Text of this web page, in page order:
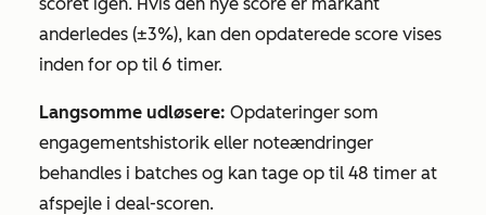
anderledes (±3%), kan den opdaterede score vises
inden for op til 6 timer.
Langsomme udløsere: Opdateringer som
engagementshistorik eller noteændringer
behandles i batches og kan tage op til 48 timer at
afspejle i deal-scoren.